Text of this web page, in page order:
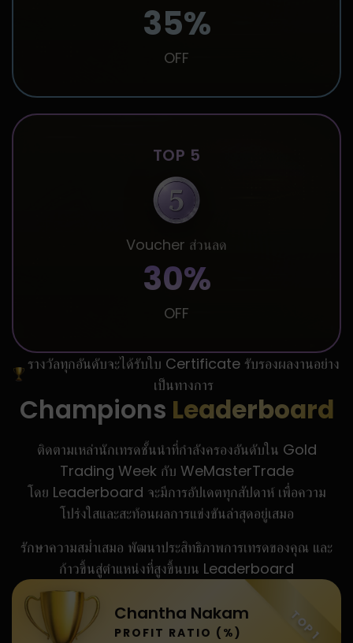
35%
OFF
TOP 5
Voucher ส่วนลด
30%
OFF
รางวัลทุกอันดับจะได้รับใบ Certificate รับรองผลงานอย่าง
เป็นทางการ
Champions Leaderboard
ติดตามเหล่านักเทรดชั้นนำที่กำลังครองอันดับใน Gold
Trading Week กับ WeMasterTrade
โดย Leaderboard จะมีการอัปเดตทุกสัปดาห์ เพื่อความ
โปร่งใสและสะท้อนผลการแข่งขันล่าสุดอยู่เสมอ
รักษาความสม่ำเสมอ พัฒนาประสิทธิภาพการเทรดของคุณ และ
ก้าวขึ้นสู่ตำแหน่งที่สูงขึ้นบน Leaderboard
Chantha Nakam
PROFIT RATIO (%) TOP 1